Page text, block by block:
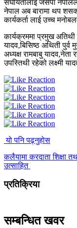
संघीयतालाई जसपा
नेपाल अब बारामा थप
कार्यकर्ता लाई उच्च
कार्यक्रममा प्रमुख अतिथी
यादव,बिसिष्ठ अथिती पुर्व
अध्यक्ष रामबाबु यादव,नेता
उपस्तिथी रहेको लक्ष्मी
यो पनि पढ्नुहोस
कलैयामा करदाता शिक्षा
उत्साहित
प्रतिक्रिया
सम्बन्धित खवर